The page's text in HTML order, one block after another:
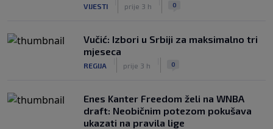
VIJESTI prije 3 h 0
Vučić: Izbori u Srbiji za maksimalno tri
mjeseca
REGIJA prije 3 h 0
Enes Kanter Freedom želi na WNBA
draft: Neobičnim potezom pokušava
ukazati na pravila lige